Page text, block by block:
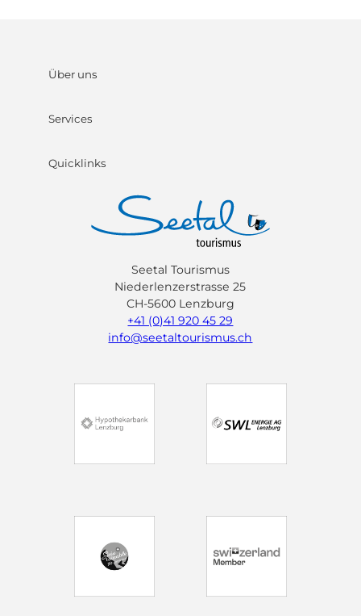
Über uns
Services
Quicklinks
Seetal Tourismus
Niederlenzerstrasse 25
CH-5600 Lenzburg
+41 (0)41 920 45 29
info@seetaltourismus.ch